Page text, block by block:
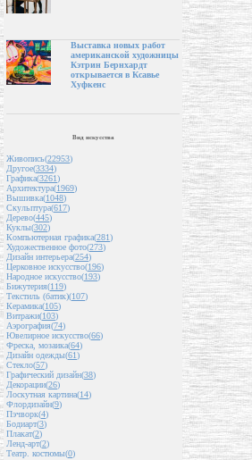
Выставка новых работ
американской художницы
Кэтрин Бернхардт
открывается в Ксавье
Хуфкенс
Вид искусства
Живопись(22953)
Другое(3334)
Графика(3261)
Архитектура(1969)
Вышивка(1048)
Скульптура(617)
Дерево(445)
Куклы(302)
Компьютерная графика(281)
Художественное фото(273)
Дизайн интерьера(254)
Церковное искусство(196)
Народное искусство(193)
Бижутерия(119)
Текстиль (батик)(107)
Керамика(105)
Витражи(103)
Аэрография(74)
Ювелирное искусство(66)
Фреска, мозаика(64)
Дизайн одежды(61)
Стекло(57)
Графический дизайн(38)
Декорации(26)
Лоскутная картина(14)
Флордизайн(9)
Пэчворк(4)
Бодиарт(3)
Плакат(2)
Ленд-арт(2)
Театр. костюмы(0)